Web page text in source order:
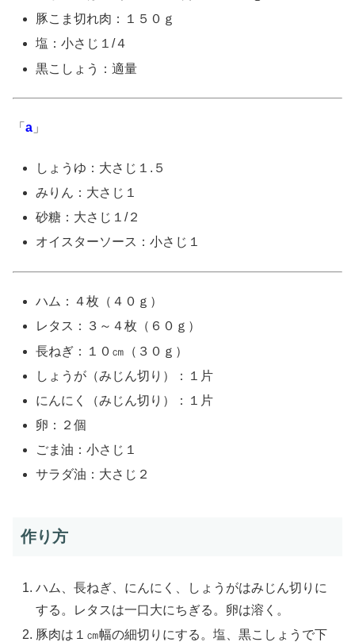
豚こま切れ肉：１５０ｇ
塩：小さじ１/４
黒こしょう：適量
「 a 」
しょうゆ：大さじ１.５
みりん：大さじ１
砂糖：大さじ１/２
オイスターソース：小さじ１
ハム：４枚（４０ｇ）
レタス：３～４枚（６０ｇ）
長ねぎ：１０㎝（３０ｇ）
しょうが（みじん切り）：１片
にんにく（みじん切り）：１片
卵：２個
ごま油：小さじ１
サラダ油：大さじ２
作り方
ハム、長ねぎ、にんにく、しょうがはみじん切りに
する。レタスは一口大にちぎる。卵は溶く。
豚肉は１㎝幅の細切りにする。塩、黒こしょうで下